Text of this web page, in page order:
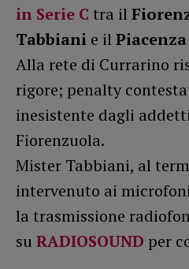
in Serie C tra il
Tabbiani e il
Alla rete di Currarino
rigore; penalty
inesistente dagli
Fiorenzuola.
Mister Tabbiani, al
intervenuto ai
la trasmissione
su RADIOSOUND per